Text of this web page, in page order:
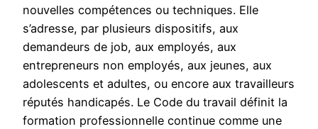
nouvelles compétences ou techniques. Elle
s’adresse, par plusieurs dispositifs, aux
demandeurs de job, aux employés, aux
entrepreneurs non employés, aux jeunes, aux
adolescents et adultes, ou encore aux travailleurs
réputés handicapés. Le Code du travail définit la
formation professionnelle continue comme une